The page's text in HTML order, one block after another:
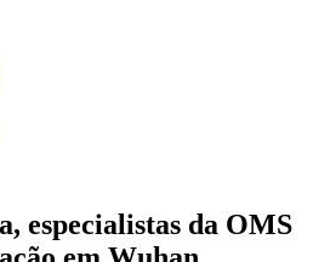
especialistas da OMS